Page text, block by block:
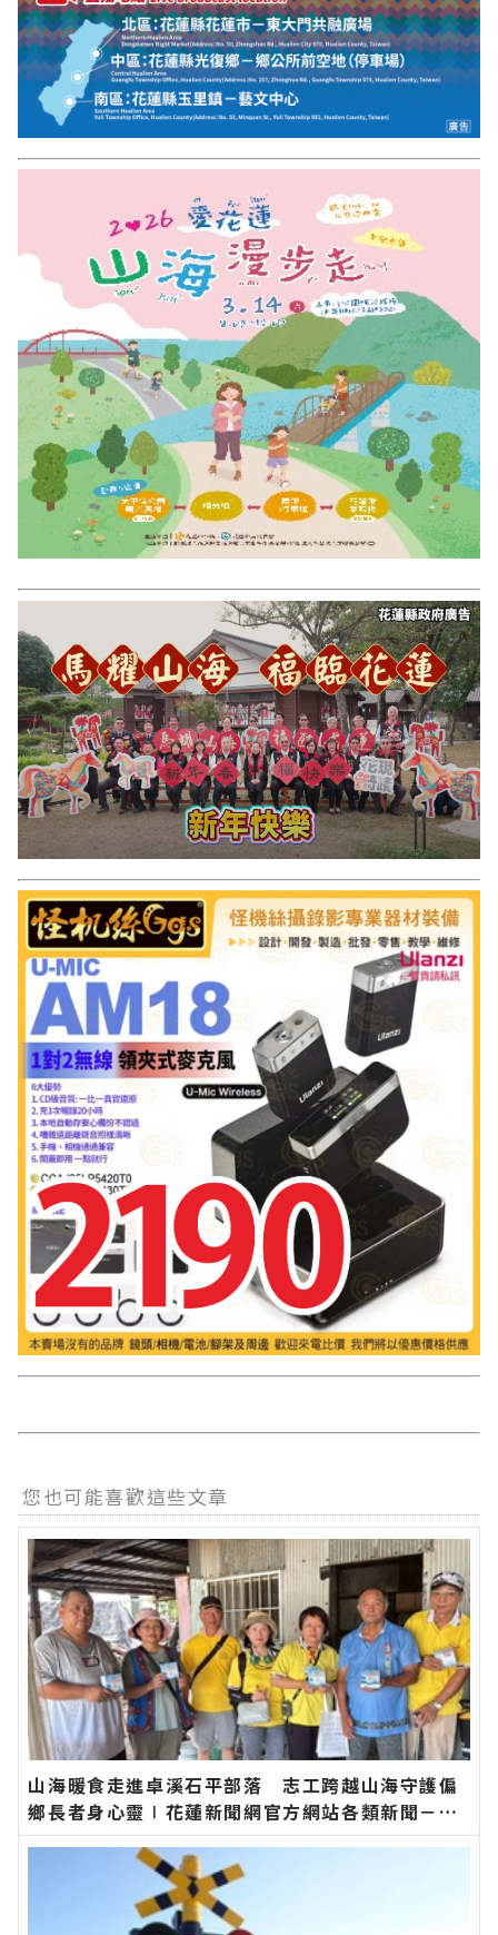
您也可能喜歡這些文章
山海暖食走進卓溪石平部落 志工跨越山海守護偏
鄉長者身心靈∣花蓮新聞網官方網站各類新聞－最
快速的今日新聞報導 最新的在地資訊！